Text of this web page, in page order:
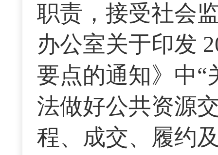
职责，接受社会
办公室关于印发
要点的通知》中“
法做好公共资源
程、成交、履约